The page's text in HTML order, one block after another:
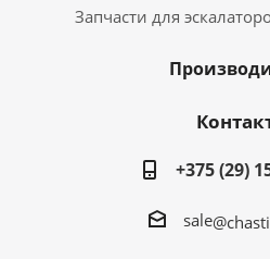
Запчасти для
+375 (29)
sale